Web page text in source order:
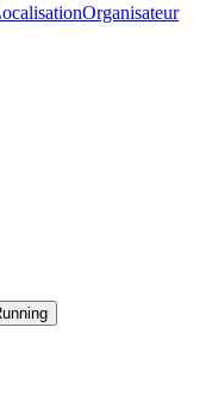
Organisateur